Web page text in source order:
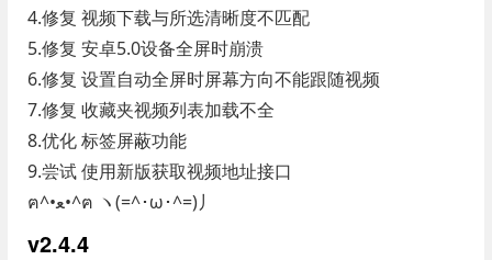
4.修复 视频下载与所选清晰度不匹配
5.修复 安卓5.0设备全屏时崩溃
6.修复 设置自动全屏时屏幕方向不能跟随视频
7.修复 收藏夹视频列表加载不全
8.优化 标签屏蔽功能
9.尝试 使用新版获取视频地址接口
ฅ^•ﻌ•^ฅ ヽ(=^･ω･^=)丿
v2.4.4